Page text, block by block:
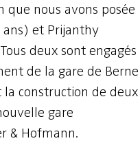
que nous avons posée
et Prijanthy
deux sont engagés
de la gare de Berne
la construction de deux
gare
& Hofmann.